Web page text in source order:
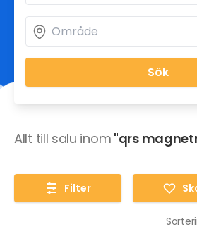
Sök
Allt till salu inom "qrs
Filter